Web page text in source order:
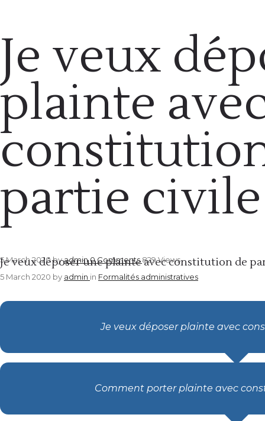
Je veux
plainte
partie civile
5 March 2020byadmin0Comments 829 Views
Je veux déposer une plainte avec constitution de
5 March 2020 by admin in Formalités administratives
Je veux déposer plainte avec
Comment porter plainte avec